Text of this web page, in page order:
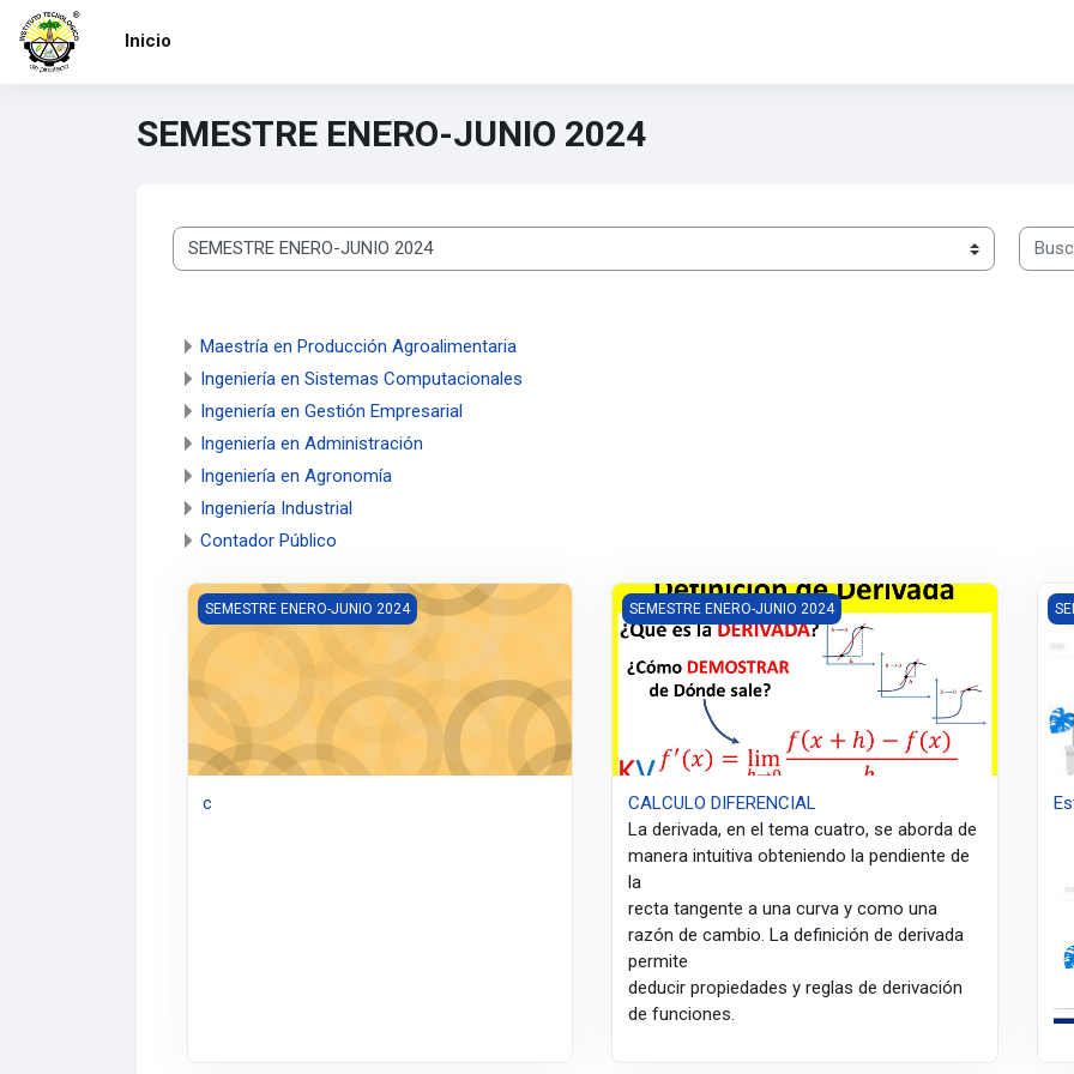
Saltar al contenido principal
Inicio
SEMESTRE ENERO-JUNIO 2024
Categorías
Maestría en Producción Agroalimentaria
Ingeniería en Sistemas Computacionales
Ingeniería en Gestión Empresarial
Ingeniería en Administración
Ingeniería en Agronomía
Ingeniería Industrial
Contador Público
c SEMESTRE ENERO-JUNIO 2024
c
CALCULO DIFERENCIAL
SEMESTRE ENERO-JUNIO 2024
CALCULO DIFERENCIAL
La derivada, en el tema cuatro, se aborda de
manera intuitiva obteniendo la pendiente de
la
recta tangente a una curva y como una
razón de cambio. La definición de derivada
permite
deducir propiedades y reglas de derivación
de funciones.